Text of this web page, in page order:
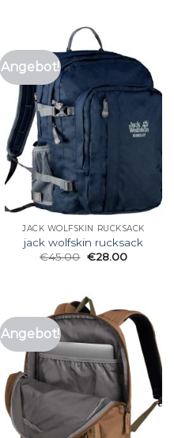
Angebot!
JACK WOLFSKIN RUCKSACK
jack wolfskin rucksack
€45.00 €28.00
Angebot!